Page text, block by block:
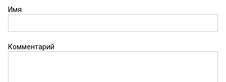
Имя
Комментарий